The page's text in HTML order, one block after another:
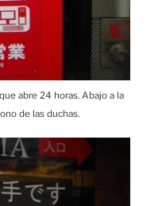
abre 24 horas. Abajo a la
de las duchas.